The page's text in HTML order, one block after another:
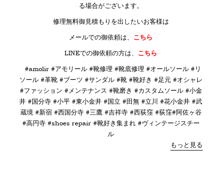
る場合がございます。
修理無料御見積もりを出したいお客様は
メールでの御依頼は、 こちら
LINEでの御依頼の方は、 こちら
#amolir #アモリール #靴修理 #靴底修理 #オールソール #リ
ソール #革靴 #ブーツ #サンダル #靴 #靴好き #足元 #オシャレ
#ファッション #メンテナンス #靴磨き #カスタムソール #小金
井 #国分寺 #小平 #東小金井 #国立 #田無 #立川 #花小金井 #武
蔵境 #新宿 #西国分寺 #三鷹 #吉祥寺 #西荻窪 #荻窪#阿佐ヶ谷
#高円寺 #shoes repair #靴好き集まれ #ヴィンテージスチー
ル
もっと見る